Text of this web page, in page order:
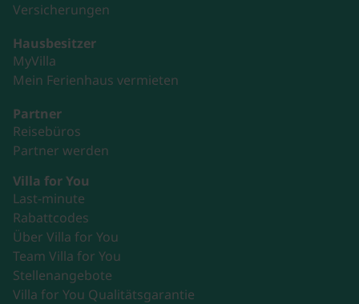
Versicherungen
Hausbesitzer
MyVilla
Mein Ferienhaus vermieten
Partner
Reisebüros
Partner werden
Villa for You
Last-minute
Rabattcodes
Über Villa for You
Team Villa for You
Stellenangebote
Villa for You Qualitätsgarantie